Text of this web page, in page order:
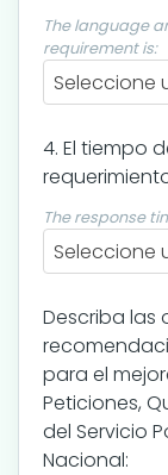
The language
requirement is:
Seleccione
4. El tiempo
The response
Seleccione
Describa las
para el
Peticiones,
del Servicio
Nacional: